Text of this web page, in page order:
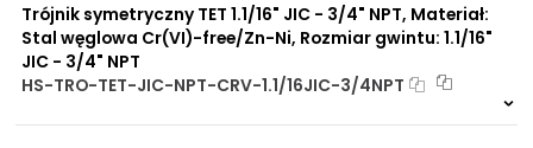
Trójnik symetryczny TET 1.1/16" JIC - 3/4" NPT, Materiał:
Stal węglowa Cr(VI)-free/Zn-Ni, Rozmiar gwintu: 1.1/16"
JIC - 3/4" NPT
HS-TRO-TET-JIC-NPT-CRV-1.1/16JIC-3/4NPT